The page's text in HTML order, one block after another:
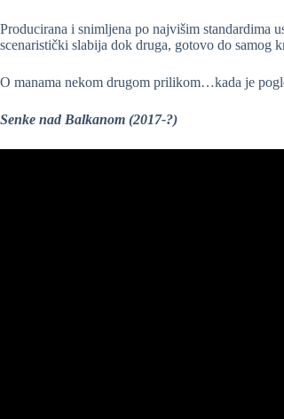
Producirana i snimljena po najvišim standardima
scenaristički slabija dok druga, gotovo do samog
O manama nekom drugom prilikom…kada je
Senke nad Balkanom (2017-?)